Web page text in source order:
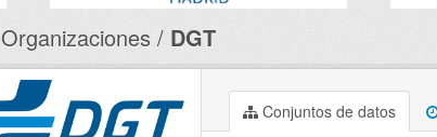
Organizaciones DGT
Conjuntos de datos